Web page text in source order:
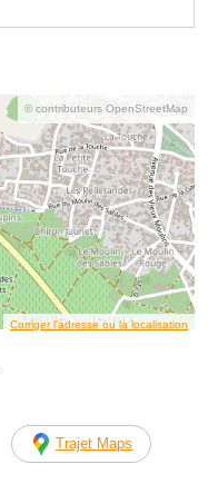
© contributeurs OpenStreetMap
Corriger l’adresse ou la localisation
Trajet Maps